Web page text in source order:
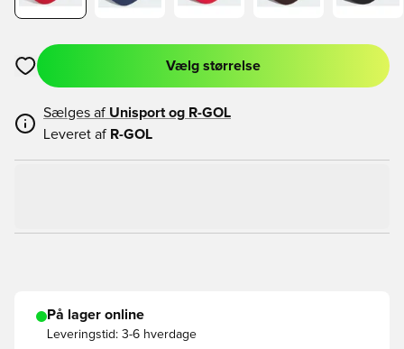
Åbner en Modal til at logge ind eller tilmelde dig som medlem
Vælg størrelse
Sælges af Unisport og R-GOL
Leveret af R-GOL
På lager online
Leveringstid: 3-6 hverdage